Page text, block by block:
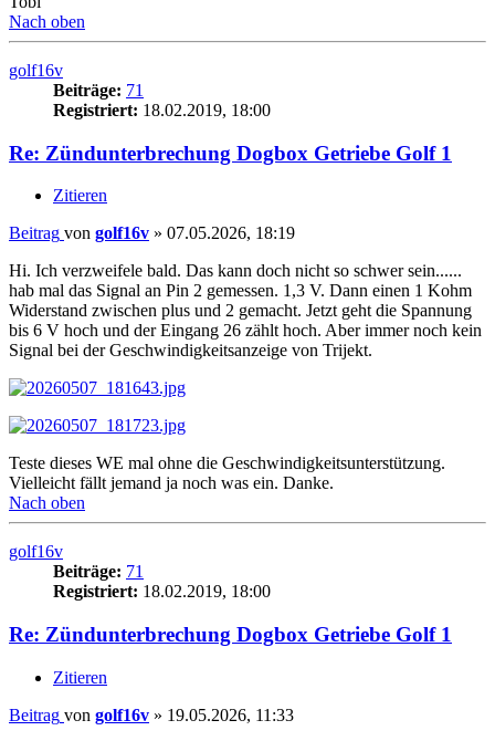
Nach oben
golf16v
Beiträge: 71
Registriert: 18.02.2019, 18:00
Re: Zündunterbrechung Dogbox Getriebe Golf 1
Zitieren
Beitrag von golf16v » 07.05.2026, 18:19
Hi. Ich verzweifele bald. Das kann doch nicht so schwer sein......
hab mal das Signal an Pin 2 gemessen. 1,3 V. Dann einen 1 Kohm
Widerstand zwischen plus und 2 gemacht. Jetzt geht die Spannung
bis 6 V hoch und der Eingang 26 zählt hoch. Aber immer noch kein
Signal bei der Geschwindigkeitsanzeige von Trijekt.
Teste dieses WE mal ohne die Geschwindigkeitsunterstützung.
Vielleicht fällt jemand ja noch was ein. Danke.
Nach oben
golf16v
Beiträge: 71
Registriert: 18.02.2019, 18:00
Re: Zündunterbrechung Dogbox Getriebe Golf 1
Zitieren
Beitrag von golf16v » 19.05.2026, 11:33